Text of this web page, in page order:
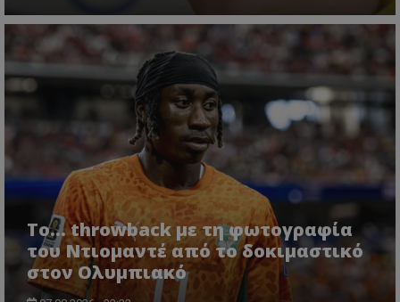
Το... throwback με τη φωτογραφία
του Ντιομαντέ από το δοκιμαστικό
στον Ολυμπιακό